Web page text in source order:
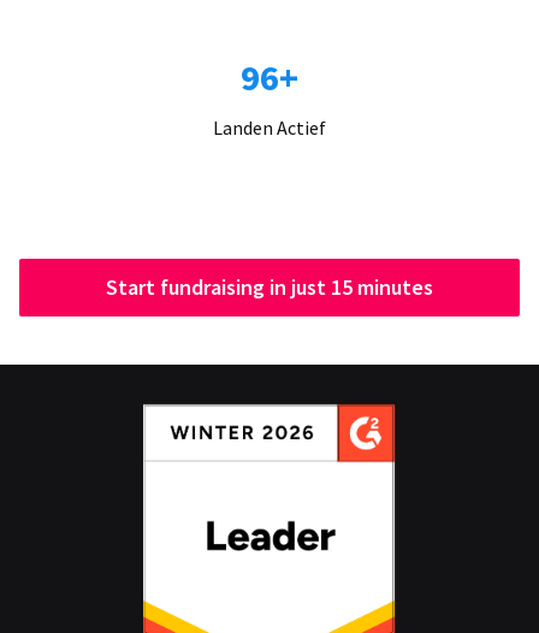
96+
Landen Actief
Start fundraising in just 15 minutes